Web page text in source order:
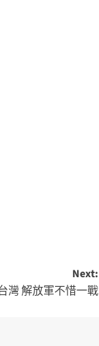
Next:
灣 解放軍不惜一戰